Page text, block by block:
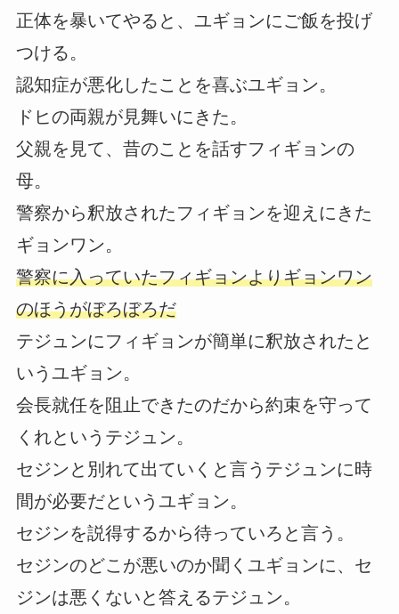
正体を暴いてやると、ユギョンにご飯を投げ
つける。
認知症が悪化したことを喜ぶユギョン。
ドヒの両親が見舞いにきた。
父親を見て、昔のことを話すフィギョンの
母。
警察から釈放されたフィギョンを迎えにきた
ギョンワン。
警察に入っていたフィギョンよりギョンワン
のほうがぼろぼろだ
テジュンにフィギョンが簡単に釈放されたと
いうユギョン。
会長就任を阻止できたのだから約束を守って
くれというテジュン。
セジンと別れて出ていくと言うテジュンに時
間が必要だというユギョン。
セジンを説得するから待っていろと言う。
セジンのどこが悪いのか聞くユギョンに、セ
ジンは悪くないと答えるテジュン。